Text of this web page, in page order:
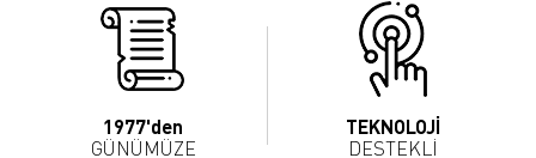
1977'den
GÜNÜMÜZE
TEKNOLOJİ
DESTEKLİ